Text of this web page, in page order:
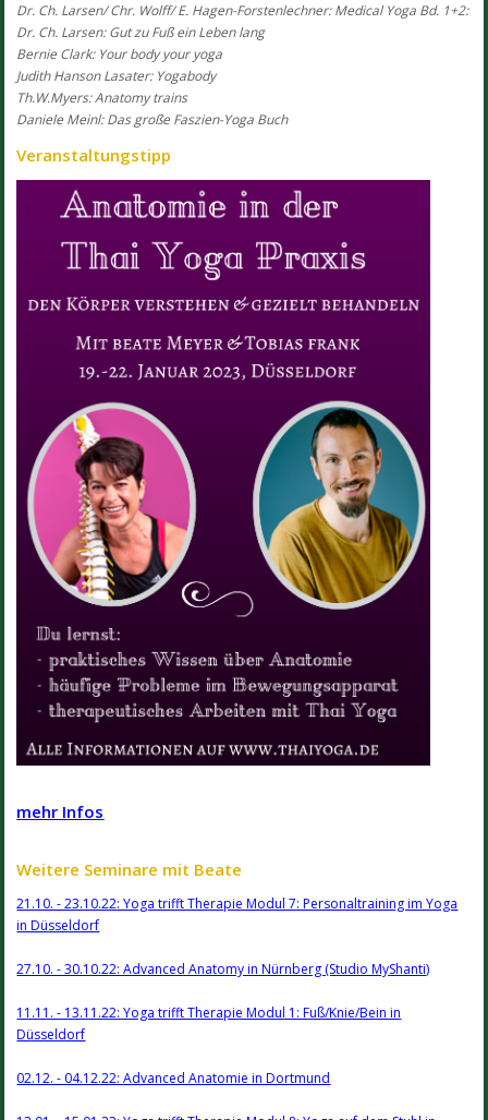
Dr. Ch. Larsen/ Chr. Wolff/ E. Hagen-Forstenlechner: Medical Yoga Bd. 1+2:
Dr. Ch. Larsen: Gut zu Fuß ein Leben lang
Bernie Clark: Your body your yoga
Judith Hanson Lasater: Yogabody
Th.W.Myers: Anatomy trains
Daniele Meinl: Das große Faszien-Yoga Buch
Veranstaltungstipp
mehr Infos
Weitere Seminare mit Beate
21.10. - 23.10.22: Yoga trifft Therapie Modul 7: Personaltraining im Yoga
in Düsseldorf
27.10. - 30.10.22: Advanced Anatomy in Nürnberg (Studio MyShanti)
11.11. - 13.11.22: Yoga trifft Therapie Modul 1: Fuß/Knie/Bein in
Düsseldorf
02.12. - 04.12.22: Advanced Anatomie in Dortmund